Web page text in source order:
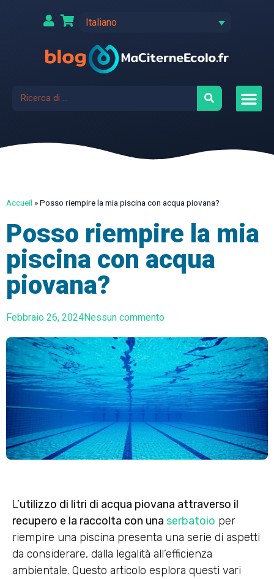
Italiano
Accueil »Posso riempire la mia piscina con acqua piovana?
Posso riempire la mia
piscina con acqua
piovana?
Febbraio 26, 2024Nessun commento
L’utilizzo di litri di acqua piovana attraverso il
recupero e la raccolta con una serbatoio per
riempire una piscina presenta una serie di aspetti
da considerare, dalla legalità all’efficienza
ambientale. Questo articolo esplora questi vari